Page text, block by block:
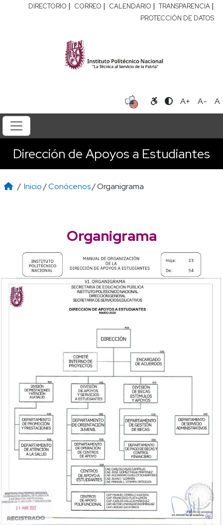
DIRECTORIO | CORREO | CALENDARIO | TRANSPARENCIA |
PROTECCIÓN DE DATOS
A+ A- A
Dirección de Apoyos a Estudiantes
/ Inicio/Conócenos/ Organigrama
Organigrama